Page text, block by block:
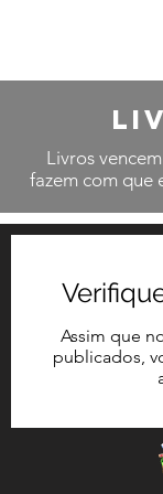
Livros
fazem com que
Assim que
publicados,